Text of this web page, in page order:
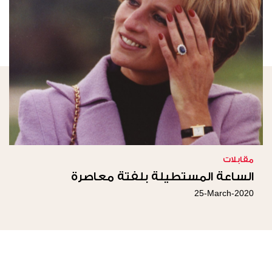
مقابلات
الساعة المستطيلة بلفتة معاصرة
25-March-2020